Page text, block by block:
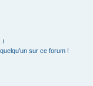
!
sur ce forum !